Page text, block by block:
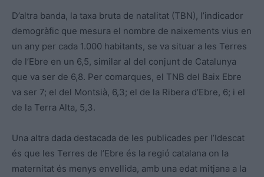
D’altra banda, la taxa bruta de natalitat (TBN), l’indicador
demogràfic que mesura el nombre de naixements vius en
un any per cada 1.000 habitants, se va situar a les Terres
de l’Ebre en un 6,5, similar al del conjunt de Catalunya
que va ser de 6,8. Per comarques, el TNB del Baix Ebre
va ser 7; el del Montsià, 6,3; el de la Ribera d’Ebre, 6; i el
de la Terra Alta, 5,3.
Una altra dada destacada de les publicades per l’Idescat
és que les Terres de l’Ebre és la regió catalana on la
maternitat és menys envellida, amb una edat mitjana a la